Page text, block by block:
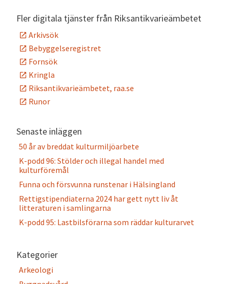
Fler digitala tjänster från Riksantikvarieämbetet
Arkivsök
Bebyggelseregistret
Fornsök
Kringla
Riksantikvarieämbetet, raa.se
Runor
Senaste inläggen
50 år av breddat kulturmiljöarbete
K-podd 96: Stölder och illegal handel med
kulturföremål
Funna och försvunna runstenar i Hälsingland
Rettigstipendiaterna 2024 har gett nytt liv åt
litteraturen i samlingarna
K-podd 95: Lastbilsförarna som räddar kulturarvet
Kategorier
Arkeologi